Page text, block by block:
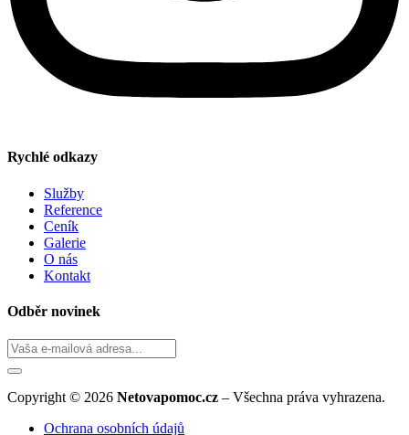
Rychlé odkazy
Služby
Reference
Ceník
Galerie
O nás
Kontakt
Odběr novinek
Copyright © 2026 Netovapomoc.cz – Všechna práva vyhrazena.
Ochrana osobních údajů